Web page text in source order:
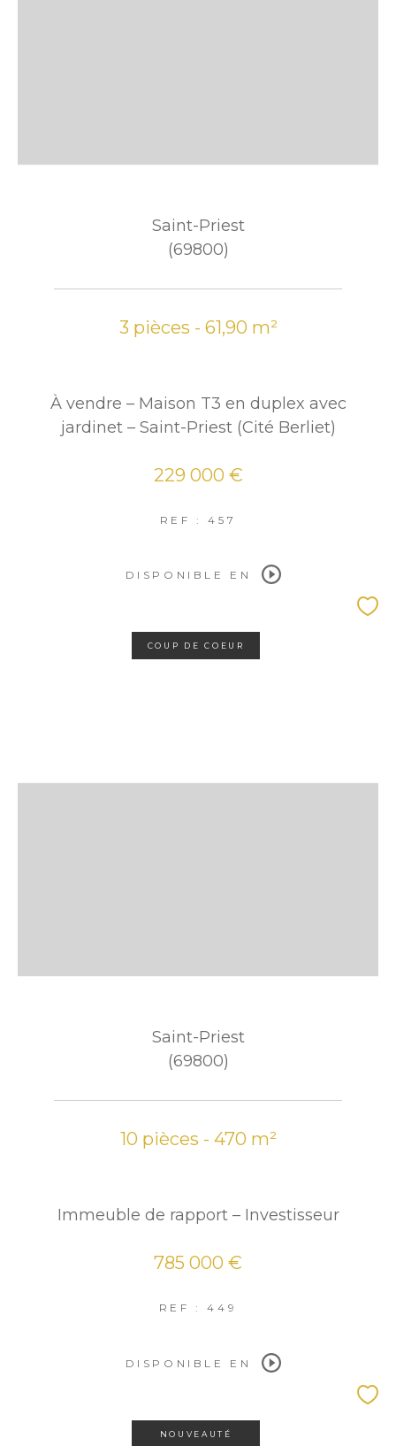
Saint-Priest
(69800)
3 pièces - 61,90 m²
À vendre – Maison T3 en duplex avec
jardinet – Saint-Priest (Cité Berliet)
229 000 €
REF : 457
DISPONIBLE EN
COUP DE COEUR
Saint-Priest
(69800)
10 pièces - 470 m²
Immeuble de rapport – Investisseur
785 000 €
REF : 449
DISPONIBLE EN
NOUVEAUTÉ